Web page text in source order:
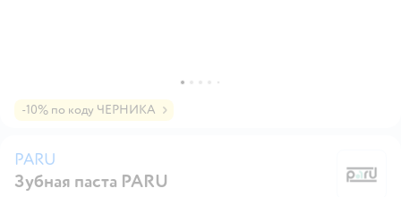
-10% по коду ЧЕРНИКА
PARU
Зубная паста PARU